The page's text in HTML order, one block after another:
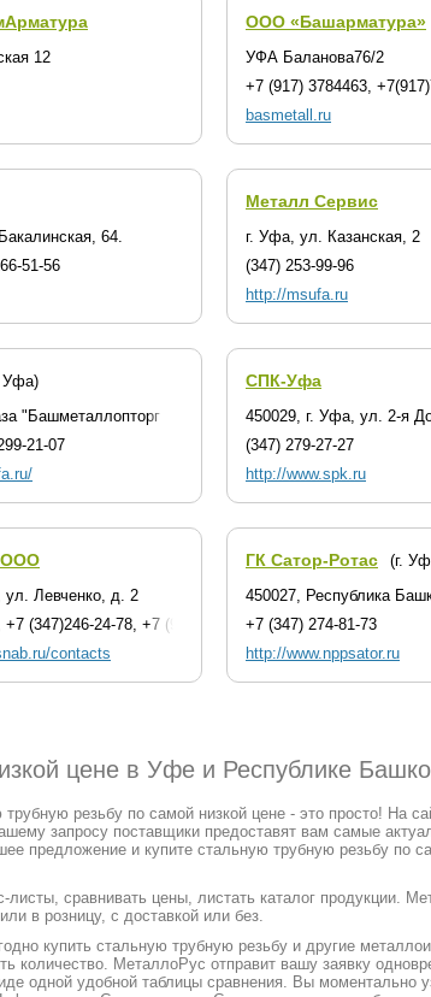
12
OOO «Башарматура»
УФА Баланова76/2
+7 (917) 3784463,
basmetall.ru
64.
51-56
Металл Сервис
г. Уфа, ул. Казанская, 2
(347) 253-99-96
http://msufa.ru
Уфа)
"Башметаллопторг
21-07
СПК-Уфа
450029, г. Уфа, ул. 2-я
(347) 279-27-27
http://www.spk.ru
ООО
Левченко, д. 2
(347)246-24-78, +7 (919) 145-33-98
contacts
ГК Сатор-Ротас
(г.
450027, Республика
+7 (347) 274-81-73
http://www.nppsator.ru
цене в Уфе и Республике
резьбу по самой низкой цене - это просто! На
запросу поставщики предоставят вам самые
предложение и купите стальную трубную резьбу по
сравнивать цены, листать каталог продукции.
в розницу, с доставкой или без.
купить стальную трубную резьбу и другие
количество. МеталлоРус отправит вашу заявку
одной удобной таблицы сравнения. Вы моментально